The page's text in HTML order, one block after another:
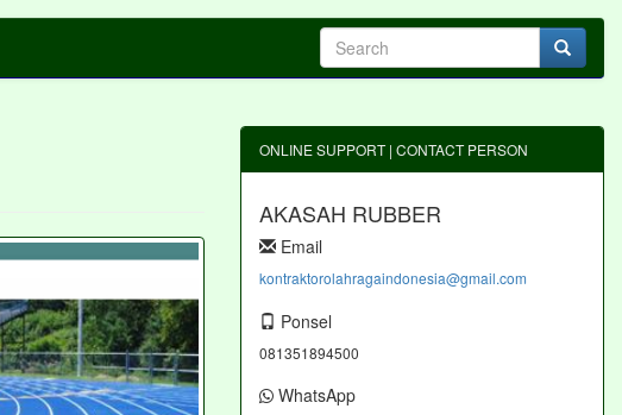
ONLINE SUPPORT | CONTACT PERSON
AKASAH RUBBER
Email
kontraktorolahragaindonesia@gmail.com
Ponsel
081351894500
WhatsApp